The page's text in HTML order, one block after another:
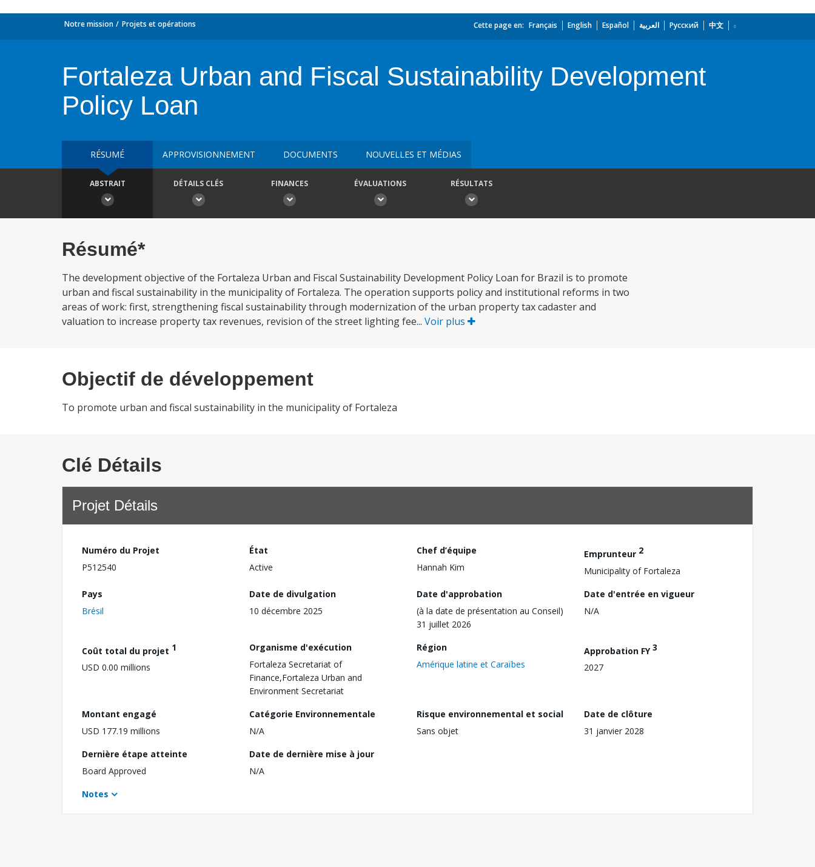
Notre mission Projets et opérations Cette page en: Français English Español العربية Русский 中文
Fortaleza Urban and Fiscal Sustainability Development
Policy Loan
RÉSUMÉ APPROVISIONNEMENT DOCUMENTS NOUVELLES ET MÉDIAS
ABSTRAIT DÉTAILS CLÉS FINANCES ÉVALUATIONS RÉSULTATS
Résumé*
The development objective of the Fortaleza Urban and Fiscal Sustainability Development Policy Loan for Brazil is to promote
urban and fiscal sustainability in the municipality of Fortaleza. The operation supports policy and institutional reforms in two
areas of work: first, strengthening fiscal sustainability through modernization of the urban property tax cadaster and
valuation to increase property tax revenues, revision of the street lighting fee... Voir plus
Objectif de développement
To promote urban and fiscal sustainability in the municipality of Fortaleza
Clé Détails
Projet Détails
Numéro du Projet
P512540
État
Active
Chef d’équipe
Hannah Kim
Emprunteur 2
Municipality of Fortaleza
Pays
Brésil
Date de divulgation
10 décembre 2025
Date d'approbation
(à la date de présentation au Conseil)
31 juillet 2026
Date d'entrée en vigueur
N/A
Coût total du projet 1
USD 0.00 millions
Organisme d'exécution
Fortaleza Secretariat of
Finance,Fortaleza Urban and
Environment Secretariat
Région
Amérique latine et Caraïbes
Approbation FY3
2027
Montant engagé
USD 177.19 millions
Catégorie Environnementale
N/A
Risque environnemental et social
Sans objet
Date de clôture
31 janvier 2028
Dernière étape atteinte
Board Approved
Date de dernière mise à jour
N/A
Notes